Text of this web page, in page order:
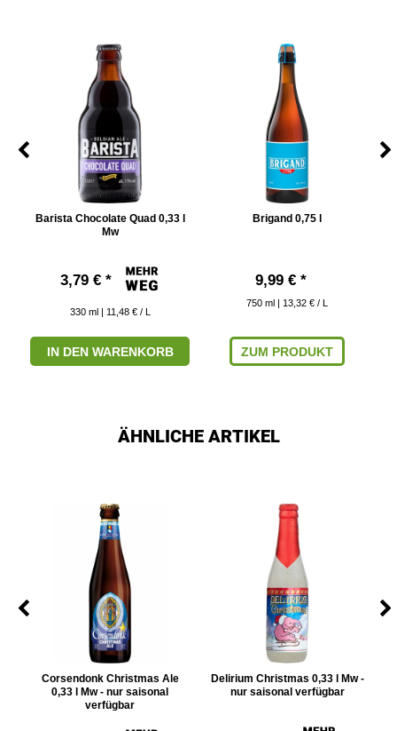
Barista Chocolate Quad 0,33 l
Mw
3,79 € *
330 ml | 11,48 € / L
IN DEN WARENKORB
Brigand 0,75 l
9,99 € *
750 ml | 13,32 € / L
ZUM PRODUKT
ÄHNLICHE ARTIKEL
Corsendonk Christmas Ale
0,33 l Mw - nur saisonal
verfügbar
Delirium Christmas 0,33 l Mw -
nur saisonal verfügbar